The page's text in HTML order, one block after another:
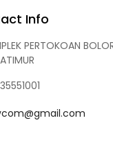
Info
PERTOKOAN